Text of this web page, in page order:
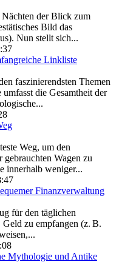
der Blick zum
Bild das
Nun stellt sich...
Linkliste
faszinierendsten Themen
die Gesamtheit der
Weg, um den
Wagen zu
innerhalb weniger...
Finanzverwaltung
für den täglichen
zu empfangen (z. B.
Mythologie und Antike